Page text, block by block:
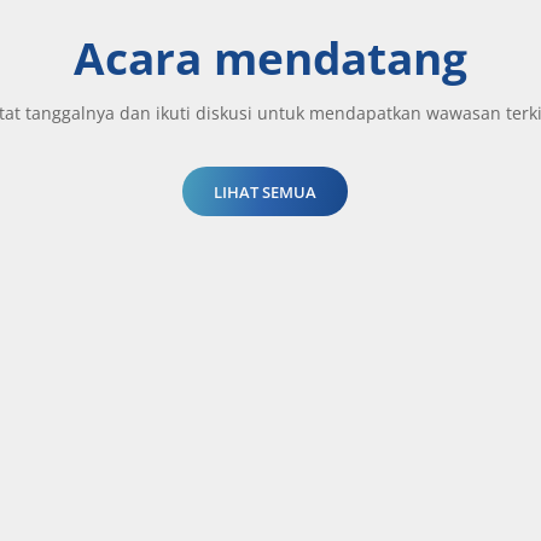
Acara mendatang
tanggalnya dan ikuti diskusi untuk mendapatkan wawasan
LIHAT SEMUA